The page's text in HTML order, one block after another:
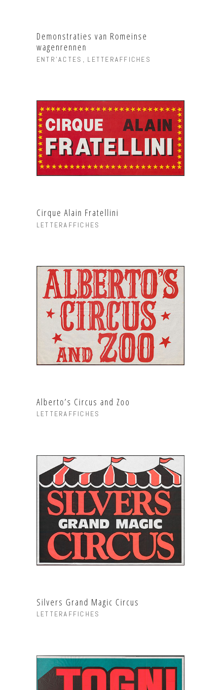
Demonstraties van Romeinse
wagenrennen
ENTR'ACTES LETTERAFFICHES
Cirque Alain Fratellini
LETTERAFFICHES
Alberto’s Circus and Zoo
LETTERAFFICHES
Silvers Grand Magic Circus
LETTERAFFICHES